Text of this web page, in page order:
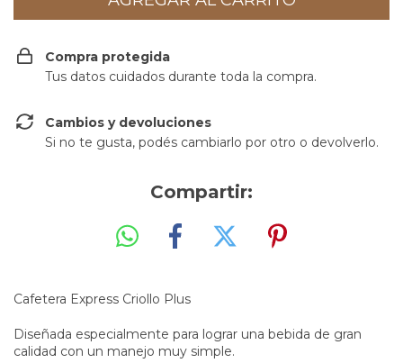
Compra protegida
Tus datos cuidados durante toda la compra.
Cambios y devoluciones
Si no te gusta, podés cambiarlo por otro o devolverlo.
Compartir:
Cafetera Express Criollo Plus
Diseñada especialmente para lograr una bebida de gran
calidad con un manejo muy simple.